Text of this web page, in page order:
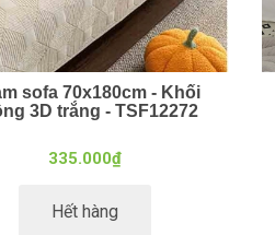
sofa 70x180cm - Khối
3D trắng - TSF12272
335.000₫
Hết hàng